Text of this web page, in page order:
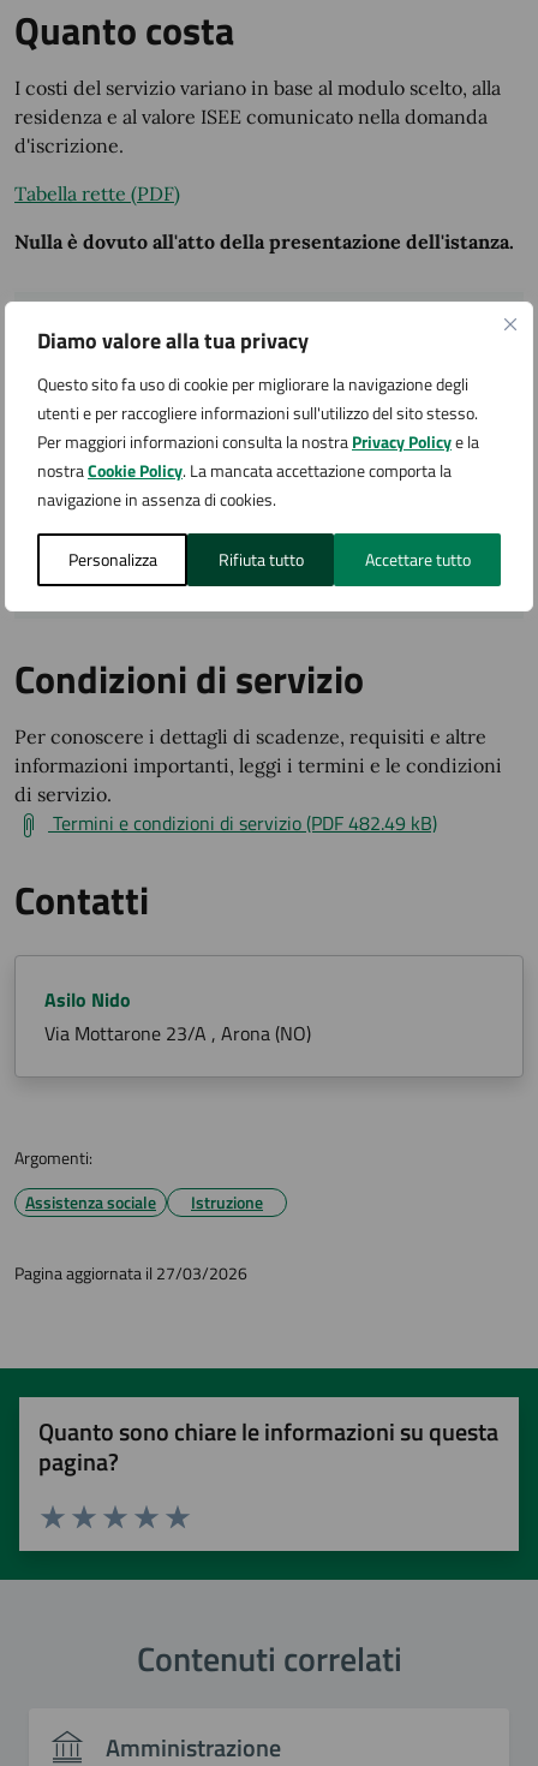
Diamo valore alla tua privacy
Questo sito fa uso di cookie per migliorare la navigazione degli
utenti e per raccogliere informazioni sull'utilizzo del sito stesso.
Per maggiori informazioni consulta la nostraPrivacy Policye la
nostraCookie Policy. La mancata accettazione comporta la
navigazione in assenza di cookies.
Personalizza Rifiuta tutto Accettare tutto
Quanto costa
I costi del servizio variano in base al modulo scelto, alla
residenza e al valore ISEE comunicato nella domanda
d'iscrizione.
Tabella rette (PDF)
Nulla è dovuto all'atto della presentazione dell'istanza.
Accedi al servizio
Richiesta iscrizione asilo nido in modalità
telematica
Oppure, puoi prenotare un appuntamento e
presentarti presso gli uffici.
Condizioni di servizio
Per conoscere i dettagli di scadenze, requisiti e altre
informazioni importanti, leggi i termini e le condizioni
di servizio.
Termini e condizioni di servizio (PDF 482.49 kB)
Contatti
Asilo Nido
Via Mottarone 23/A , Arona (NO)
Argomenti:
Assistenza sociale
Istruzione
Pagina aggiornata il 27/03/2026
Quanto sono chiare le informazioni su questa
pagina?
Valuta 5 stelle su 5
Valuta 4 stelle su 5
Valuta 3 stelle su 5
Valuta 2 stelle su 5
Valuta 1 stelle su 5
Contenuti correlati
Amministrazione